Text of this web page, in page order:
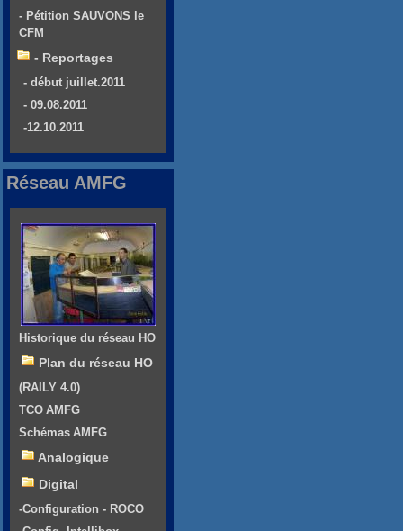
- Pétition SAUVONS le
CFM
- Reportages
- début juillet.2011
- 09.08.2011
-12.10.2011
Réseau AMFG
Historique du réseau HO
Plan du réseau HO
(RAILY 4.0)
TCO AMFG
Schémas AMFG
Analogique
Digital
-Configuration - ROCO